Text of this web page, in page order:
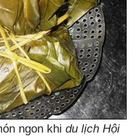
ngon khi du lịch Hội